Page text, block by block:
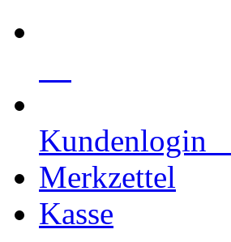
Kundenlogin
Merkzettel
Kasse